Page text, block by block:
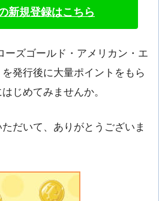
新規登録はこちら
ーズゴールド・アメリカン・エ
発行後に大量ポイントをもら
じめてみませんか。
だいて、ありがとうございま